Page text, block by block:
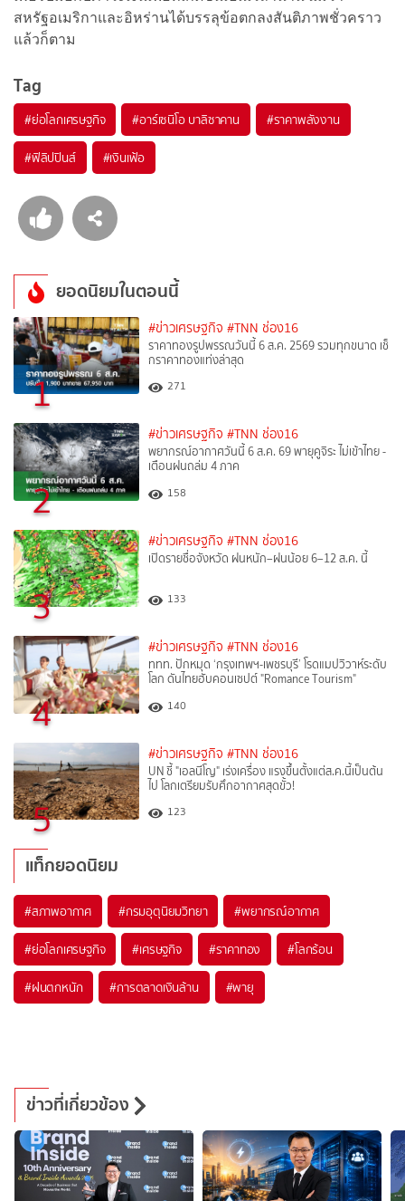
สหรัฐอเมริกาและอิหร่านได้บรรลุข้อตกลงสันติภาพชั่วคราว
แล้วก็ตาม
Tag
#ย่อโลกเศรษฐกิจ #อาร์เซนิโอ บาลิซาคาน #ราคาพลังงาน
#ฟิลิปปินส์ #เงินเฟ้อ
ยอดนิยมในตอนนี้
1
#ข่าวเศรษฐกิจ #TNN ช่อง16
ราคาทองรูปพรรณวันนี้ 6 ส.ค. 2569 รวมทุกขนาด เช็
กราคาทองแท่งล่าสุด
271
2
#ข่าวเศรษฐกิจ #TNN ช่อง16
พยากรณ์อากาศวันนี้ 6 ส.ค. 69 พายุคูจิระ ไม่เข้าไทย -
เตือนฝนถล่ม 4 ภาค
158
3
#ข่าวเศรษฐกิจ #TNN ช่อง16
เปิดรายชื่อจังหวัด ฝนหนัก–ฝนน้อย 6–12 ส.ค. นี้
133
4
#ข่าวเศรษฐกิจ #TNN ช่อง16
ททท. ปักหมุด ‘กรุงเทพฯ-เพชรบุรี’ โรดแมปวิวาห์ระดับ
โลก ดันไทยฮับคอนเซปต์ "Romance Tourism"
140
5
#ข่าวเศรษฐกิจ #TNN ช่อง16
UN ชี้ "เอลนีโญ" เร่งเครื่อง แรงขึ้นตั้งแต่ส.ค.นี้เป็นต้น
ไป โลกเตรียมรับศึกอากาศสุดขั้ว!
123
แท็กยอดนิยม
#สภาพอากาศ #กรมอุตุนิยมวิทยา #พยากรณ์อากาศ
#ย่อโลกเศรษฐกิจ #เศรษฐกิจ #ราคาทอง #โลกร้อน
#ฝนตกหนัก #การตลาดเงินล้าน #พายุ
ข่าวที่เกี่ยวข้อง